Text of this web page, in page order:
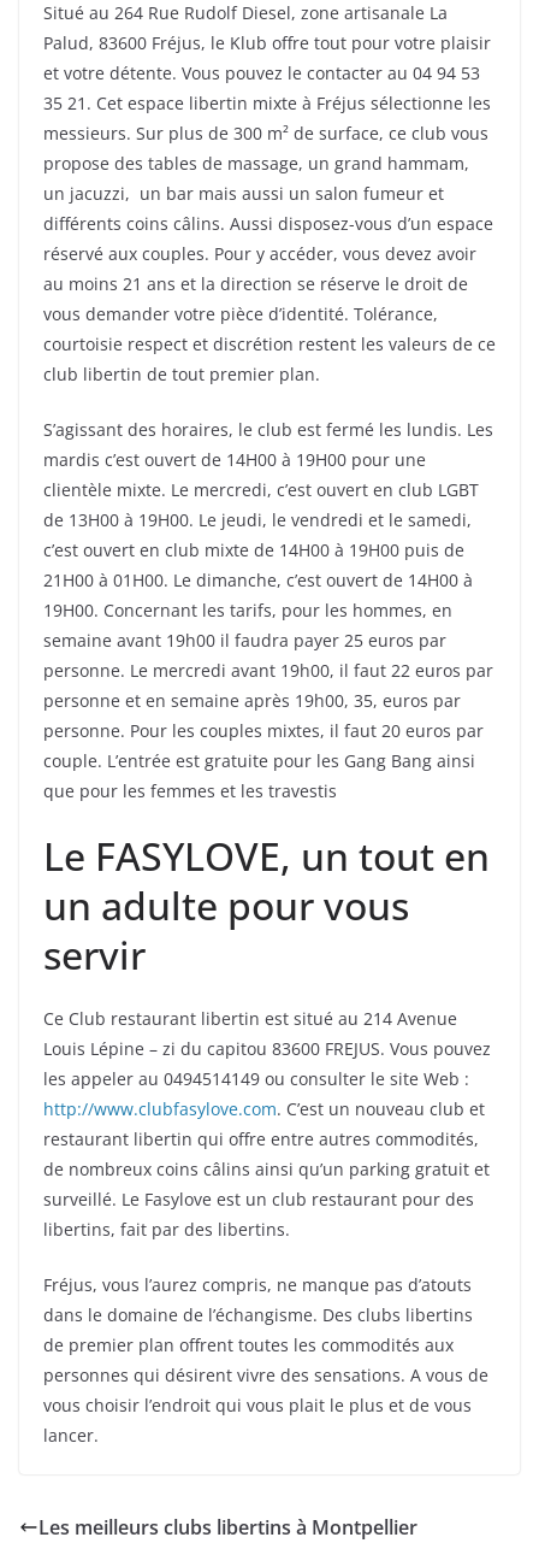
Situé au 264 Rue Rudolf Diesel, zone artisanale La
Palud, 83600 Fréjus, le Klub offre tout pour votre plaisir
et votre détente. Vous pouvez le contacter au 04 94 53
35 21. Cet espace libertin mixte à Fréjus sélectionne les
messieurs. Sur plus de 300 m² de surface, ce club vous
propose des tables de massage, un grand hammam,
un jacuzzi, un bar mais aussi un salon fumeur et
différents coins câlins. Aussi disposez-vous d’un espace
réservé aux couples. Pour y accéder, vous devez avoir
au moins 21 ans et la direction se réserve le droit de
vous demander votre pièce d’identité. Tolérance,
courtoisie respect et discrétion restent les valeurs de ce
club libertin de tout premier plan.
S’agissant des horaires, le club est fermé les lundis. Les
mardis c’est ouvert de 14H00 à 19H00 pour une
clientèle mixte. Le mercredi, c’est ouvert en club LGBT
de 13H00 à 19H00. Le jeudi, le vendredi et le samedi,
c’est ouvert en club mixte de 14H00 à 19H00 puis de
21H00 à 01H00. Le dimanche, c’est ouvert de 14H00 à
19H00. Concernant les tarifs, pour les hommes, en
semaine avant 19h00 il faudra payer 25 euros par
personne. Le mercredi avant 19h00, il faut 22 euros par
personne et en semaine après 19h00, 35, euros par
personne. Pour les couples mixtes, il faut 20 euros par
couple. L’entrée est gratuite pour les Gang Bang ainsi
que pour les femmes et les travestis
Le FASYLOVE, un tout en
un adulte pour vous
servir
Ce Club restaurant libertin est situé au 214 Avenue
Louis Lépine – zi du capitou 83600 FREJUS. Vous pouvez
les appeler au 0494514149 ou consulter le site Web :
http://www.clubfasylove.com. C’est un nouveau club et
restaurant libertin qui offre entre autres commodités,
de nombreux coins câlins ainsi qu’un parking gratuit et
surveillé. Le Fasylove est un club restaurant pour des
libertins, fait par des libertins.
Fréjus, vous l’aurez compris, ne manque pas d’atouts
dans le domaine de l’échangisme. Des clubs libertins
de premier plan offrent toutes les commodités aux
personnes qui désirent vivre des sensations. A vous de
vous choisir l’endroit qui vous plait le plus et de vous
lancer.
Les meilleurs clubs libertins à Montpellier